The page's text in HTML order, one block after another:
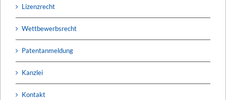
Lizenzrecht
Wettbewerbsrecht
Patentanmeldung
Kanzlei
Kontakt